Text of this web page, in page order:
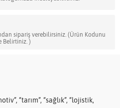
sipariş verebilirsiniz. (Ürün Kodunu
Belirtiniz. )
“tarım”, “sağlık”, “lojistik,